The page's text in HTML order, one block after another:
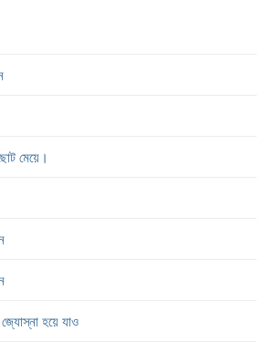
মেয়ে।
জ্যোস্না হয়ে যাও